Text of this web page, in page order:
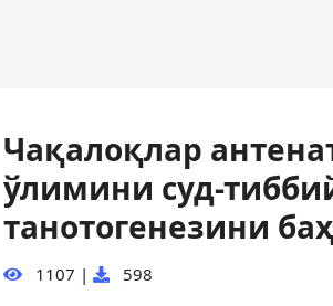
Чақалоқлар
ўлимини суд-
танотогенезини
1107 |
598